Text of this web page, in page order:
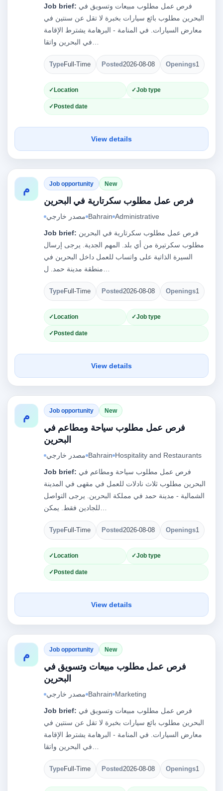
Job brief:
البحرين مطلوب بائع سيارات بخبرة لا تقل عن سنتين في
معارض السيارات. في المنامة - البرهامة يشترط الإقامة
TypeFull-Time Posted2026-08-08 Openings1
Location Job type
Posted date
View details
م Job opportunity New
فرص عمل مطلوب سكرتارية في البحرين
مصدر خارجي Bahrain Administrative
Job brief:
مطلوب سكرتيرة من أي بلد. المهم الجدية. يرجى إرسال
السيرة الذاتية على واتساب للعمل داخل البحرين في
TypeFull-Time Posted2026-08-08 Openings1
Location Job type
Posted date
View details
م Job opportunity New
فرص عمل مطلوب سياحة ومطاعم في
البحرين
مصدر خارجي Bahrain Hospitality and Restaurants
Job brief:
البحرين مطلوب ثلاث نادلات للعمل في مقهى في المدينة
الشمالية - مدينة حمد في مملكة البحرين. يرجى التواصل
TypeFull-Time Posted2026-08-08 Openings1
Location Job type
Posted date
View details
م Job opportunity New
فرص عمل مطلوب مبيعات وتسويق في
البحرين
مصدر خارجي Bahrain Marketing
Job brief:
البحرين مطلوب بائع سيارات بخبرة لا تقل عن سنتين في
معارض السيارات. في المنامة - البرهامة يشترط الإقامة
TypeFull-Time Posted2026-08-08 Openings1